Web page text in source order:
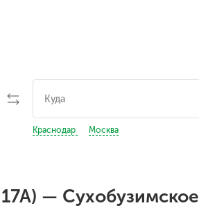
Краснодар Москва
— Сухобузимское